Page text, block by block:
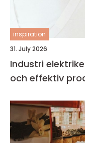
inspiration
31. July 2026
Industri elektriker nyckelperson i en
och effektiv